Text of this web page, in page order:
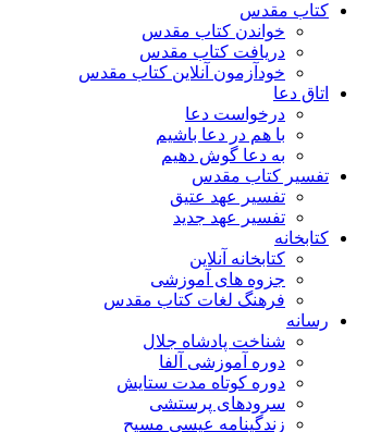
کتاب مقدس
خواندن کتاب مقدس
دریافت کتاب مقدس
خودآزمون آنلاین کتاب مقدس
اتاق دعا
درخواست دعا
با هم در دعا باشیم
به دعا گوش دهیم
تفسیر کتاب مقدس
تفسیر عهد عتیق
تفسیر عهد جدید
کتابخانه
کتابخانه آنلاین
جزوه های آموزشی
فرهنگ لغات کتاب مقدس
رسانه
شناخت پادشاه جلال
دوره آموزشی آلفا
دوره کوتاه مدت ستایش
سرودهای پرستشی
زندگینامه عیسی مسیح